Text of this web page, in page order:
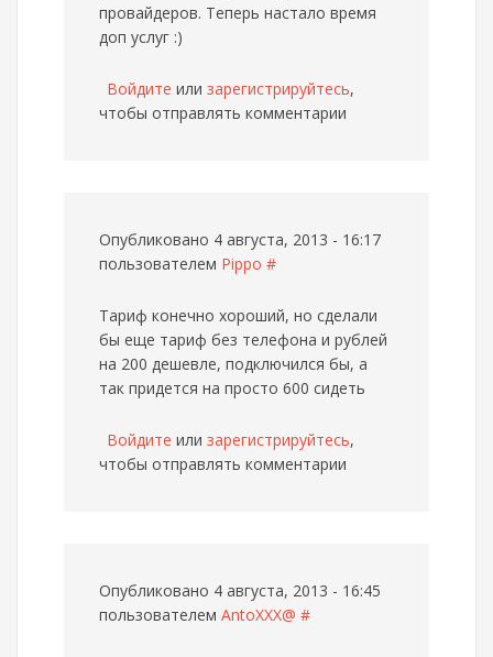
провайдеров. Теперь настало время
доп услуг :)
Войдите или зарегистрируйтесь,
чтобы отправлять комментарии
Опубликовано 4 августа, 2013 - 16:17
пользователем Pippo #
Тариф конечно хороший, но сделали
бы еще тариф без телефона и рублей
на 200 дешевле, подключился бы, а
так придется на просто 600 сидеть
Войдите или зарегистрируйтесь,
чтобы отправлять комментарии
Опубликовано 4 августа, 2013 - 16:45
пользователем AntoXXX@ #